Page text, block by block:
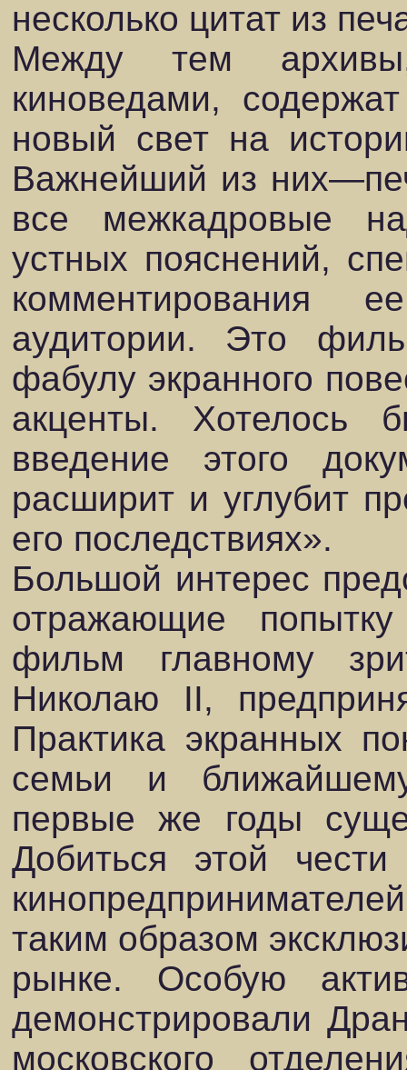
несколько цитат из
Между тем
киноведами,
новый свет на
Важнейший из
все межкадровые
устных пояснений,
комментирования
аудитории. Это
фабулу экранного
акценты. Хотелось
введение этого
расширит и углубит
его последствиях».
Большой интерес
отражающие
фильм главному
Николаю II,
Практика экранных
семьи и
первые же годы
Добиться этой
таким образом
рынке. Особую
демонстрировали
московского